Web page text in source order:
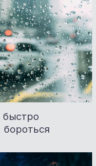
быстро
бороться